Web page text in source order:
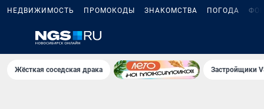
НЕДВИЖИМОСТЬ ПРОМОКОДЫ ЗНАКОМСТВА ПОГОДА
Жёсткая соседская драка Застройщики